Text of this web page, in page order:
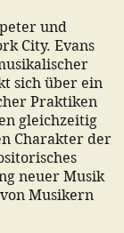
und
City. Evans
sich über ein
Praktiken
gleichzeitig
Charakter der
neuer Musik
Musikern